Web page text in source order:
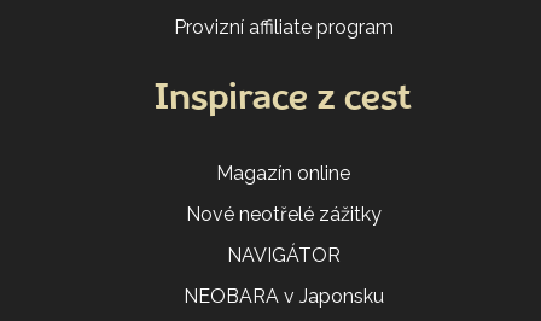
Provizní affiliate program
Inspirace z cest
Magazín online
Nové neotřelé zážitky
NAVIGÁTOR
NEOBARA v Japonsku